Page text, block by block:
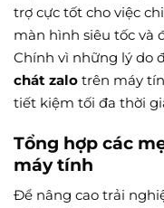
trợ cực tốt cho việc
màn hình siêu tốc và
Chính vì những lý do
chát zalo trên máy
tiết kiệm tối đa thời
Tổng hợp các
máy tính
Để nâng cao trải